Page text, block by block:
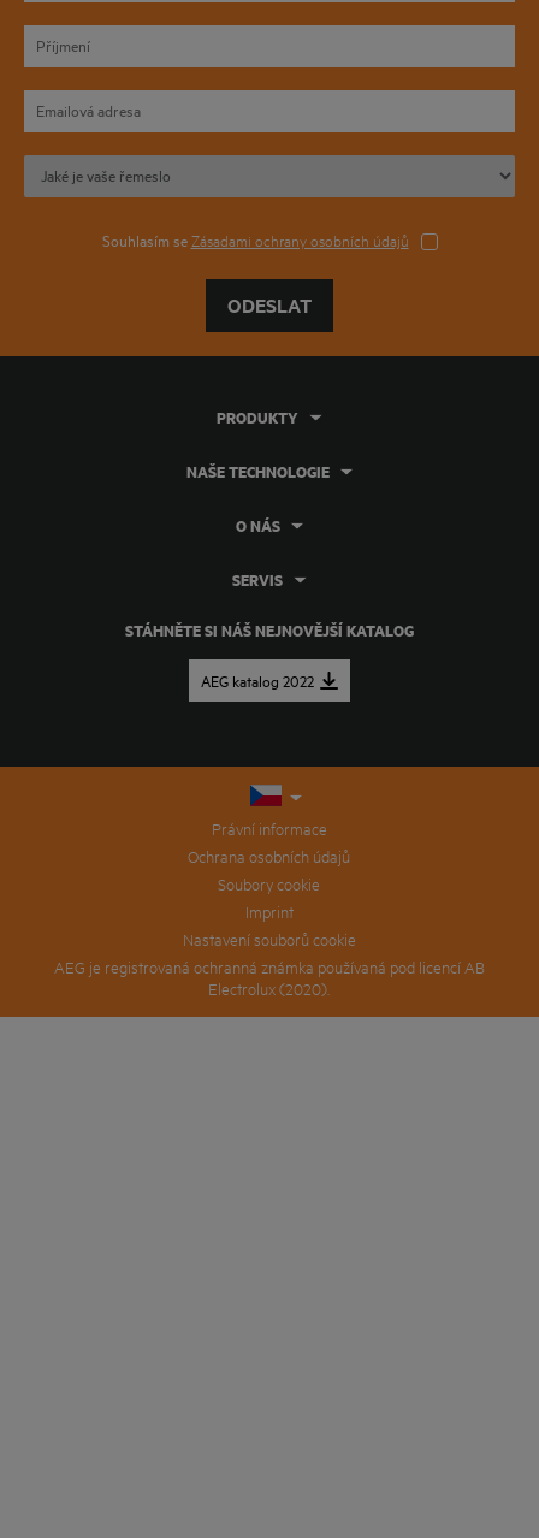
Souhlasím seZásadami ochrany osobních údajů
ODESLAT
STÁHNĚTE SI NÁŠ NEJNOVĚJŠÍ KATALOG
AEG katalog 2022
PRODUKTY
NAŠE TECHNOLOGIE
O NÁS
SERVIS
Právní informace
Ochrana osobních údajů
Soubory cookie
Imprint
Nastavení souborů cookie
AEG je registrovaná ochranná známka používaná pod licencí AB
Electrolux (2020).